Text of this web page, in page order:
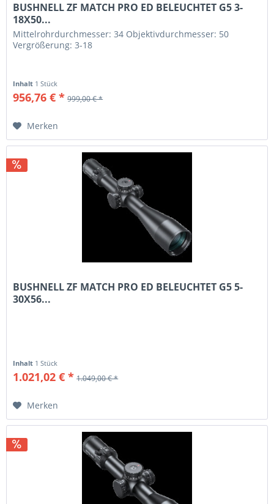
BUSHNELL ZF MATCH PRO ED BELEUCHTET G5 3-
18X50...
Mittelrohrdurchmesser: 34 Objektivdurchmesser: 50
Vergrößerung: 3-18
Inhalt 1 Stück
956,76 € * 999,00 € *
Merken
BUSHNELL ZF MATCH PRO ED BELEUCHTET G5 5-
30X56...
Inhalt 1 Stück
1.021,02 € * 1.049,00 € *
Merken